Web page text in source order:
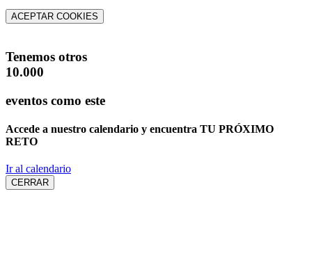
ACEPTAR COOKIES
Tenemos otros
10.000
eventos como este
Accede a nuestro calendario y encuentra TU PRÓXIMO
RETO
Ir al calendario
CERRAR